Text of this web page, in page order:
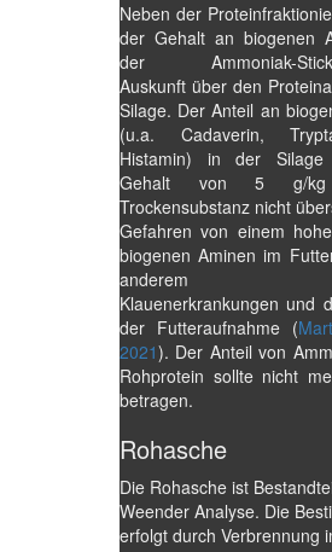
Neben der
der Gehalt an biogenen
der Ammoniak-
Auskunft über den
Silage. Der Anteil an
(u.a. Cadaverin,
Histamin) in der
Gehalt von 5 g/
Trockensubstanz nicht
Gefahren von einem
biogenen Aminen im
anderem
Klauenerkrankungen und
der Futteraufnahme (
2021). Der Anteil von
Rohprotein sollte nicht
betragen.
Rohasche
Die Rohasche ist
Weender Analyse. Die
erfolgt durch Verbrennung